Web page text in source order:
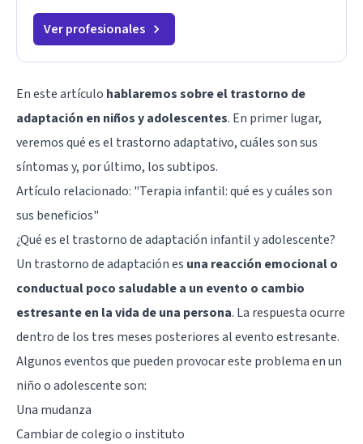
Ver profesionales
En este artículo hablaremos sobre el trastorno de
adaptación en niños y adolescentes. En primer lugar,
veremos qué es el trastorno adaptativo, cuáles son sus
síntomas y, por último, los subtipos.
Artículo relacionado: "Terapia infantil: qué es y cuáles son
sus beneficios"
¿Qué es el trastorno de adaptación infantil y adolescente?
Un trastorno de adaptación es una reacción emocional o
conductual poco saludable a un evento o cambio
estresante en la vida de una persona. La respuesta ocurre
dentro de los tres meses posteriores al evento estresante.
Algunos eventos que pueden provocar este problema en un
niño o adolescente son:
Una mudanza
Cambiar de colegio o instituto